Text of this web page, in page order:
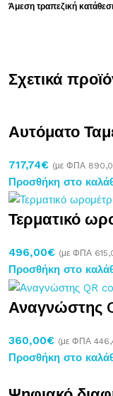
Άμεση τραπεζική
Σχετικά
Αυτόματο
717,74€ (με ΦΠΑ
Προσθήκη στο
Τερματικό
496,00€ (με ΦΠΑ
Προσθήκη στο
Αναγνώστης
360,00€ (με ΦΠΑ
Προσθήκη στο